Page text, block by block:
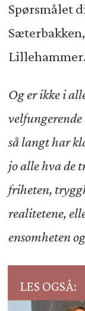
Spørsmålet
Og er ikke i
så langt har
jo alle hva de
friheten,
realitetene,
ensomheten
LES OGSÅ: